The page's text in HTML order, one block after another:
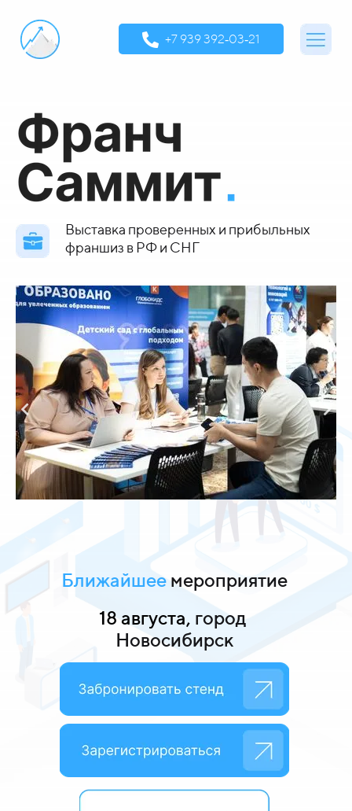
‪+7 939 392‑03‑21‬
Выставка проверенных и прибыльных
франшиз в РФ и СНГ
Ближайшее мероприятие
18 августа, город
Новосибирск